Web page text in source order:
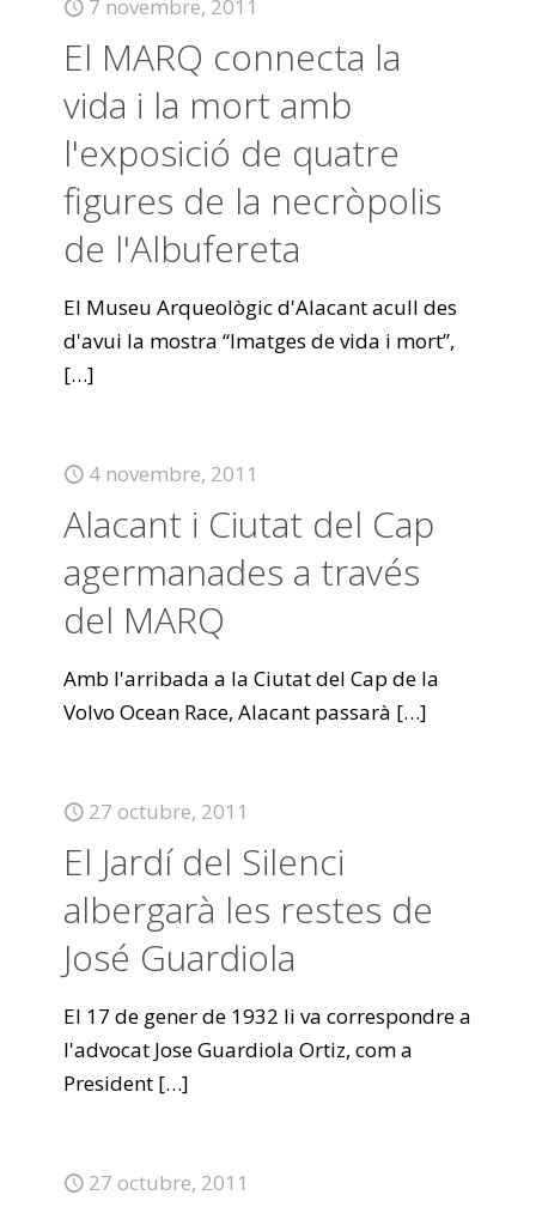
7 novembre, 2011
El MARQ connecta la
vida i la mort amb
l'exposició de quatre
figures de la necròpolis
de l'Albufereta
El Museu Arqueològic d'Alacant acull des
d'avui la mostra “Imatges de vida i mort”,
[…]
4 novembre, 2011
Alacant i Ciutat del Cap
agermanades a través
del MARQ
Amb l'arribada a la Ciutat del Cap de la
Volvo Ocean Race, Alacant passarà […]
27 octubre, 2011
El Jardí del Silenci
albergarà les restes de
José Guardiola
El 17 de gener de 1932 li va correspondre a
l'advocat Jose Guardiola Ortiz, com a
President […]
27 octubre, 2011